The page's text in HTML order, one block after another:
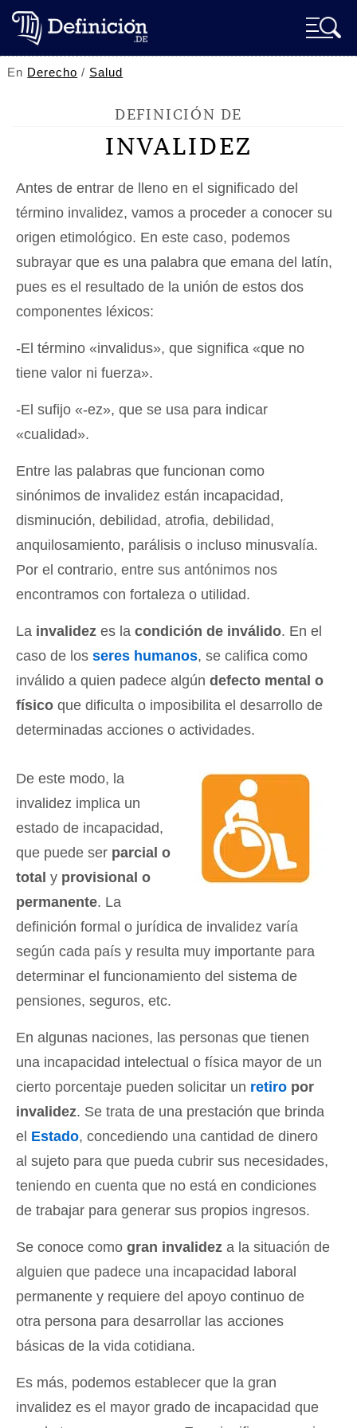
En Derecho / Salud
DEFINICIÓN DE
INVALIDEZ
Antes de entrar de lleno en el significado del
término invalidez, vamos a proceder a conocer su
origen etimológico. En este caso, podemos
subrayar que es una palabra que emana del latín,
pues es el resultado de la unión de estos dos
componentes léxicos:
-El término «invalidus», que significa «que no
tiene valor ni fuerza».
-El sufijo «-ez», que se usa para indicar
«cualidad».
Entre las palabras que funcionan como
sinónimos de invalidez están incapacidad,
disminución, debilidad, atrofia, debilidad,
anquilosamiento, parálisis o incluso minusvalía.
Por el contrario, entre sus antónimos nos
encontramos con fortaleza o utilidad.
La invalidez es la condición de inválido. En el
caso de los seres humanos, se califica como
inválido a quien padece algún defecto mental o
físico que dificulta o imposibilita el desarrollo de
determinadas acciones o actividades.
De este modo, la
invalidez implica un
estado de incapacidad,
que puede ser parcial o
total y provisional o
permanente. La
definición formal o jurídica de invalidez varía
según cada país y resulta muy importante para
determinar el funcionamiento del sistema de
pensiones, seguros, etc.
En algunas naciones, las personas que tienen
una incapacidad intelectual o física mayor de un
cierto porcentaje pueden solicitar un retiro por
invalidez. Se trata de una prestación que brinda
el Estado, concediendo una cantidad de dinero
al sujeto para que pueda cubrir sus necesidades,
teniendo en cuenta que no está en condiciones
de trabajar para generar sus propios ingresos.
Se conoce como gran invalidez a la situación de
alguien que padece una incapacidad laboral
permanente y requiere del apoyo continuo de
otra persona para desarrollar las acciones
básicas de la vida cotidiana.
Es más, podemos establecer que la gran
invalidez es el mayor grado de incapacidad que